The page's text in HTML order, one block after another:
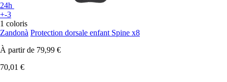
24h
+-3
1 coloris
Zandonà Protection dorsale enfant Spine x8
À partir de 79,99 €
70,01 €